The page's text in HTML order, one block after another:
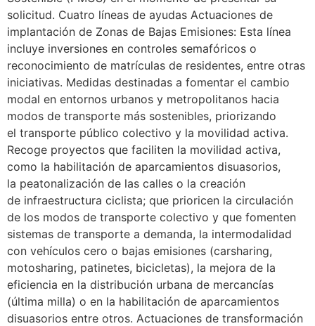
solicitud. Cuatro líneas de ayudas Actuaciones de
implantación de Zonas de Bajas Emisiones: Esta línea
incluye inversiones en controles semafóricos o
reconocimiento de matrículas de residentes, entre otras
iniciativas. Medidas destinadas a fomentar el cambio
modal en entornos urbanos y metropolitanos hacia
modos de transporte más sostenibles, priorizando
el transporte público colectivo y la movilidad activa.
Recoge proyectos que faciliten la movilidad activa,
como la habilitación de aparcamientos disuasorios,
la peatonalización de las calles o la creación
de infraestructura ciclista; que prioricen la circulación
de los modos de transporte colectivo y que fomenten
sistemas de transporte a demanda, la intermodalidad
con vehículos cero o bajas emisiones (carsharing,
motosharing, patinetes, bicicletas), la mejora de la
eficiencia en la distribución urbana de mercancías
(última milla) o en la habilitación de aparcamientos
disuasorios entre otros. Actuaciones de transformación